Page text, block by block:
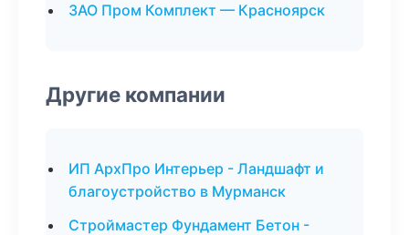
ЗАО Пром Комплект — Красноярск
Другие компании
ИП АрхПро Интерьер - Ландшафт и
благоустройство в Мурманск
Строймастер Фундамент Бетон -